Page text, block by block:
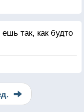
так, как будто